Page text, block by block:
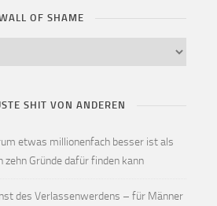
OF SHAME
SHIT VON ANDEREN
etwas millionenfach besser ist als
zehn Gründe dafür finden kann
des Verlassenwerdens – für Männer